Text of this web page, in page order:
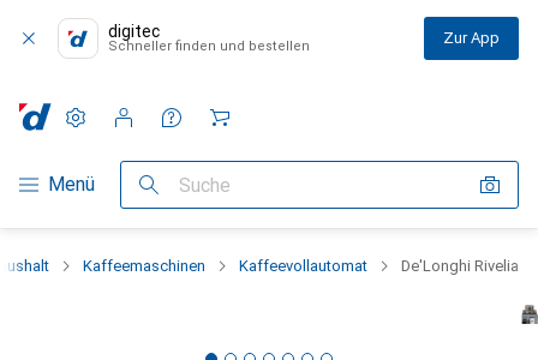
digitec
Schneller finden und bestellen Zur App
Navigation nach Kategorien
Menü Suche
Einstellungen
Kundenkonto
Vergleichslisten
Merklisten
Warenkorb
Kaffeemaschinen Kaffeevollautomat De'Longhi Rivelia